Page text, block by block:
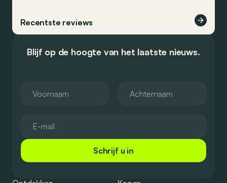
Recentste reviews
Blijf op de hoogte van het laatste nieuws.
Schrijf u in